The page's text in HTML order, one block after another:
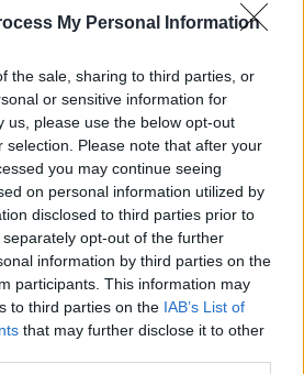
My Personal Information
the sale, sharing to third parties, or
or sensitive information for
us, please use the below opt-out
selection. Please note that after your
you may continue seeing
on personal information utilized by
disclosed to third parties prior to
opt-out of the further
information by third parties on the
participants. This information may
to third parties on the IAB’s List of
that may further disclose it to other
υποχρεωτικές οι πληρωμές μέσω
επανένωση γυναίκας με τα
πυρκαγιές
συνέλευση του συλλόγου